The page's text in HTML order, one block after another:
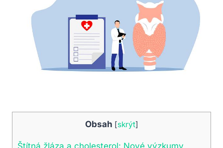
Obsah [skrýt]
Štítná žláza a cholesterol: Nové výzkumy